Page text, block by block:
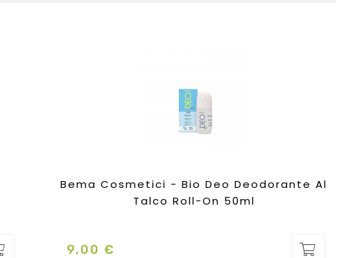
Bema Cosmetici - Bio Deo Deodorante Al
Talco Roll-On 50ml
Prezzo
9,00 €